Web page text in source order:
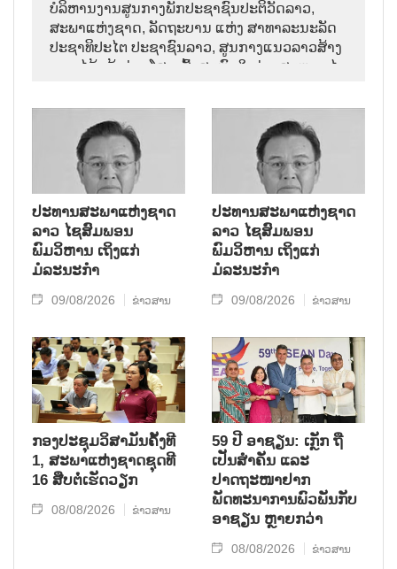
ບໍລິຫານງານສູນກາງພັກປະຊາຊົນປະຕິວັດລາວ,
ສະພາແຫ່ງຊາດ, ລັດຖະບານ ແຫ່ງ ສາທາລະນະລັດ
ປະຊາທິປະໄຕ ປະຊາຊົນລາວ, ສູນກາງແນວລາວສ້າງ
ຊາດ ໄດ້ແຈ້ງຂ່າວໂສກເສົ້າສະຫຼົດໃຈວ່າ: ສະຫາຍ ໄຊ
ໄດ້ເຖິງແກ່ມໍລະນະກຳ ໃນອາຍຸ 70 ປີ, ຫຼັງຈາກປ່ວຍ
ຮ້າຍແຮງມາເປັນໄລຍະໜຶ່ງ.
ປະທານສະພາແຫ່ງຊາດ
ລາວ ໄຊສົມພອນ
ພົມວິຫານ ເຖິງແກ່
ມໍລະນະກຳ
09/08/2026 ຂ່າວສານ
ປະທານສະພາແຫ່ງຊາດ
ລາວ ໄຊສົມພອນ
ພົມວິຫານ ເຖິງແກ່
ມໍລະນະກຳ
09/08/2026 ຂ່າວສານ
ກອງປະຊຸມວິສາມັນຄັ້ງທີ
1, ສະພາແຫ່ງຊາດຊຸດທີ
16 ສືບຕໍ່ເຮັດວຽກ
08/08/2026 ຂ່າວສານ
59 ປີ ອາຊຽນ: ເກຼັກ ຖື
ເປັນສຳຄັນ ແລະ
ປາດຖະໜາຢາກ
ພັດທະນາການພົວພັນກັບ
ອາຊຽນ ຫຼາຍກວ່າ
08/08/2026 ຂ່າວສານ